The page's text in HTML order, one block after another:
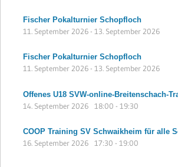
Fischer Pokalturnier Schopfloch
11. September 2026- 13. September 2026
Fischer Pokalturnier Schopfloch
11. September 2026- 13. September 2026
Offenes U18 SVW-online-Breitenschach-
14. September 2026 18:00 - 19:30
COOP Training SV Schwaikheim für alle
16. September 2026 17:30 - 19:00